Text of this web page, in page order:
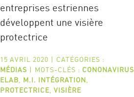
entreprises estriennes
développent une visière
protectrice
15 AVRIL 2020 | CATÉGORIES :
MÉDIAS | MOTS-CLÉS : CONONAVIRUS
ELAB
M.I. INTÉGRATION
PROTECTRICE, VISIÈRE